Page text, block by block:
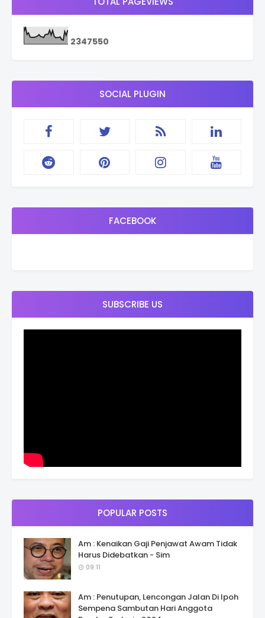
2347550
SOCIAL PLUGIN
FACEBOOK
SUBSCRIBE US
POPULAR POSTS
Am : Kenaikan Gaji Penjawat Awam Tidak
Harus Didebatkan - Sim
09:11
Am : Penutupan, Lencongan Jalan Di Ipoh
Sempena Sambutan Hari Anggota